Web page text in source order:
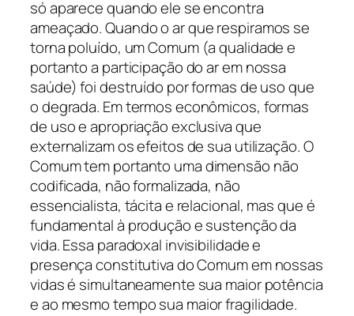
só aparece quando ele se encontra
ameaçado. Quando o ar que respiramos se
torna poluído, um Comum (a qualidade e
portanto a participação do ar em nossa
saúde) foi destruído por formas de uso que
o degrada. Em termos econômicos, formas
de uso e apropriação exclusiva que
externalizam os efeitos de sua utilização. O
Comum tem portanto uma dimensão não
codificada, não formalizada, não
essencialista, tácita e relacional, mas que é
fundamental à produção e sustenção da
vida. Essa paradoxal invisibilidade e
presença constitutiva do Comum em nossas
vidas é simultaneamente sua maior potência
e ao mesmo tempo sua maior fragilidade.